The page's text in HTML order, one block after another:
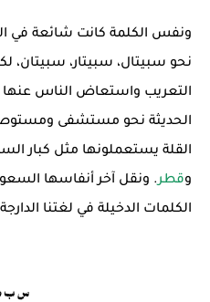
ونفس الكلمة كانت شائعة في
نحو سبيتال، سبيتار، سبيتان،
التعريب واستعاض الناس
الحديثة نحو مستشفى
القلة يستعملونها مثل كبار
وقطر. ونقل آخر أنفاسها
الكلمات الدخيلة في لغتنا